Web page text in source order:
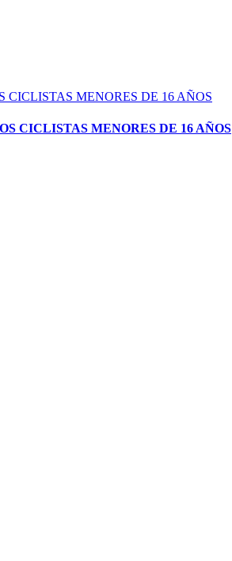
CICLISTAS MENORES DE 16 AÑOS